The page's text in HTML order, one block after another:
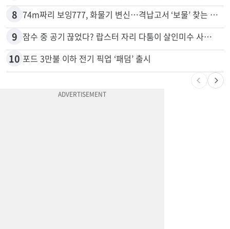
8 74m짜리 보잉777, 화물기 변신…격납고서 ‘보물’ 찾는 인천공항
9 잠수 중 공기 끊었다? 랍스터 자리 다툼이 살인미수 사건으로
10 포드 3만불 이하 전기 픽업 ‘패덤’ 출시